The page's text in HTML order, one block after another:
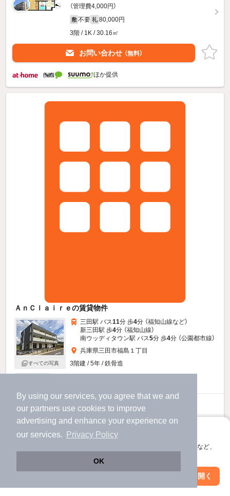
By using our services, you agree that we and
our partners use cookies to improve
advertising and enhance your experience on
our services.
Privacy Policy
OK
アプリに切り替えて、サクサクお部屋探し
会員登録なしですぐ使える。マップ検索やお気に入り保存など、
アプリを開く
（管理費4,000円）
敷 不要 礼 80,000円
3階 / 1K / 30.16㎡
お問い合わせ （無料）
ほか提供
ＡｎＣｌａｉｒｅの賃貸物件
すべての写真
三田駅 バス11分 歩4分 （福知山線など）
新三田駅 歩4分 （福知山線）
南ウッディタウン駅 バス5分 歩4分 （公園都市線）
兵庫県三田市福島１丁目
3階建 / 5年 / 鉄骨造
6.8万円
（管理費4,500円）
敷 1.0ヶ月 礼 80,000円
絞り込み条件を変更